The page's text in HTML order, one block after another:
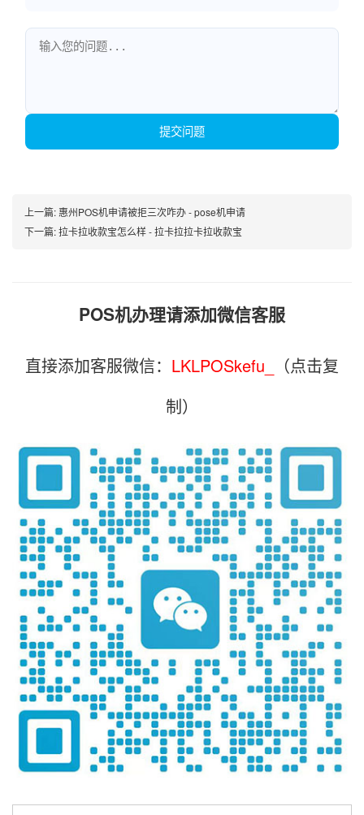
提交问题
上一篇: 惠州POS机申请被拒三次咋办 - pose机申请
下一篇:拉卡拉收款宝怎么样 - 拉卡拉拉卡拉收款宝
POS机办理请添加微信客服
直接添加客服微信： LKLPOSkefu_
（点击复
制）